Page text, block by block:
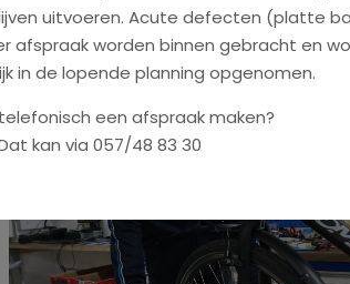
uitvoeren. Acute defecten (platte
afspraak worden binnen gebracht en
in de lopende planning opgenomen.
telefonisch een afspraak maken?
kan via 057/48 83 30